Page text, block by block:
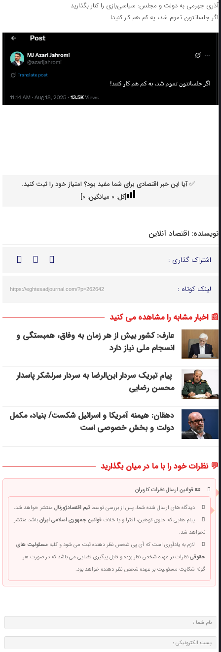
آذری جهرمی به دولت و مجلس: سیاسی‌بازی را کنار بگذارید
اگر جلساتتون تموم شد، یه کم هم کار کنید!
✅ آیا این خبر اقتصادی برای شما مفید بود؟ امتیاز خود را ثبت کنید.
[کل: 0میانگین: 0
]
نویسنده: اقتصاد آنلاین
اشتراک گذاری :
لینک کوتاه : https://eghtesadjournal.com/?p=262642
📰 اخبار مشابه را مشاهده می کنید
عارف: کشور بیش از هر زمان به وفاق، همبستگی و
انسجام ملی نیاز دارد
پیام تبریک سردار ابن‌الرضا به سردار سرلشکر پاسدار
محسن رضایی
دهقان: هیمنه آمریکا و اسرائیل شکست/ بنیاد، مکمل
دولت و بخش خصوصی است
💬 نظرات خود را با ما در میان بگذارید
📜 قوانین ارسال نظرات کاربران
دیدگاه های ارسال شده شما، پس از بررسی توسطتیم اقتصادژورنالمنتشر خواهد شد.
پیام هایی که حاوی توهین، افترا و یا خلافقوانین جمهوری اسلامی ایرانباشد منتشر
نخواهد شد.
لازم به یادآوری است که آی پی شخص نظر دهنده ثبت می شود و کلیهمسئولیت های
حقوقینظرات بر عهده شخص نظر بوده و قابل پیگیری قضایی می باشد که در صورت هر
گونه شکایت مسئولیت بر عهده شخص نظر دهنده خواهد بود.